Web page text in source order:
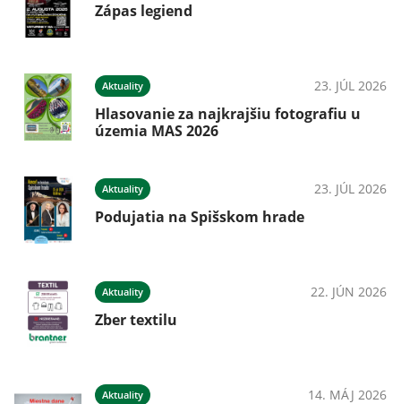
Zápas legiend
Aktuality 23. JÚL 2026
Hlasovanie za najkrajšiu fotografiu u
územia MAS 2026
Aktuality 23. JÚL 2026
Podujatia na Spišskom hrade
Aktuality 22. JÚN 2026
Zber textilu
Aktuality 14. MÁJ 2026